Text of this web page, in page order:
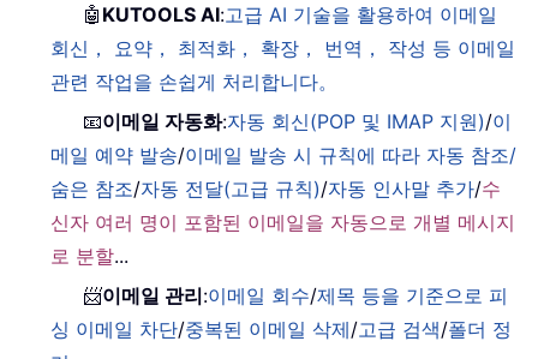
🤖 KUTOOLS AI:고급 AI 기술을 활용하여 이메일
회신， 요약， 최적화， 확장， 번역， 작성 등 이메일
관련 작업을 손쉽게 처리합니다。
📧이메일 자동화:자동 회신(POP 및 IMAP 지원)/이
메일 예약 발송/이메일 발송 시 규칙에 따라 자동 참조/
숨은 참조/자동 전달(고급 규칙)/자동 인사말 추가/수
신자 여러 명이 포함된 이메일을 자동으로 개별 메시지
로 분할...
📨이메일 관리:이메일 회수/제목 등을 기준으로 피
싱 이메일 차단/중복된 이메일 삭제/고급 검색/폴더 정